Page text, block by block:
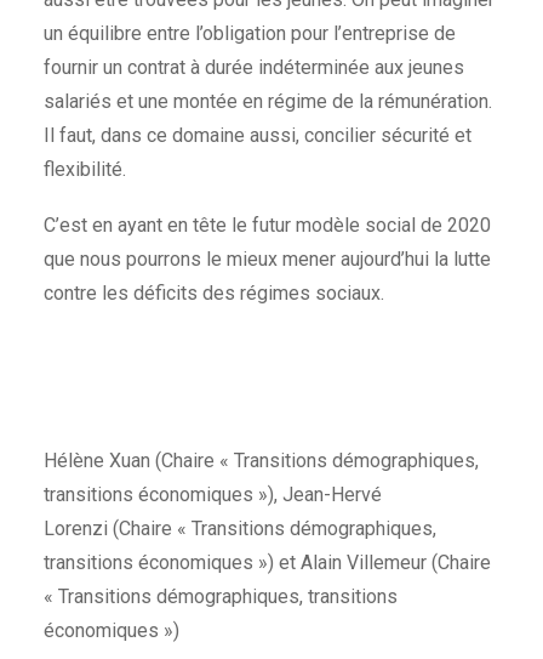
un équilibre entre l’obligation pour l’entreprise de
fournir un contrat à durée indéterminée aux jeunes
salariés et une montée en régime de la rémunération.
Il faut, dans ce domaine aussi, concilier sécurité et
flexibilité.
C’est en ayant en tête le futur modèle social de 2020
que nous pourrons le mieux mener aujourd’hui la lutte
contre les déficits des régimes sociaux.
Hélène Xuan (Chaire « Transitions démographiques,
transitions économiques »), Jean-Hervé
Lorenzi (Chaire « Transitions démographiques,
transitions économiques ») et Alain Villemeur (Chaire
« Transitions démographiques, transitions
économiques »)